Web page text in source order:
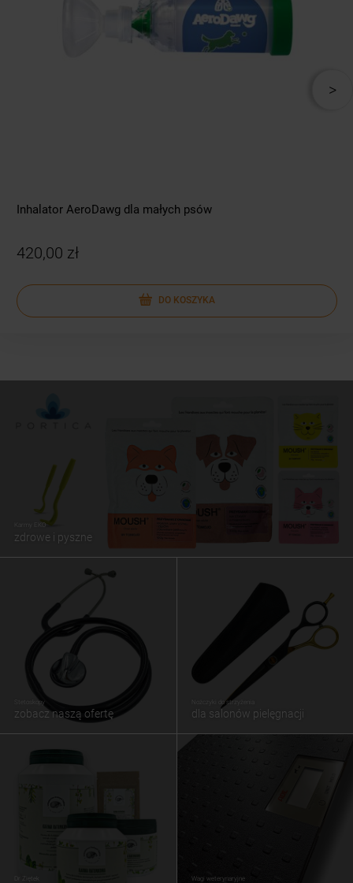
Inhalator AeroDawg dla małych psów
420,00 zł
DO KOSZYKA
Karmy EKO
zdrowe i pyszne
Stetoskopy
zobacz naszą ofertę
Nożczyki do strzyżenia
dla salonów pielęgnacji
Dr Ziętek Wagi weterynaryjne